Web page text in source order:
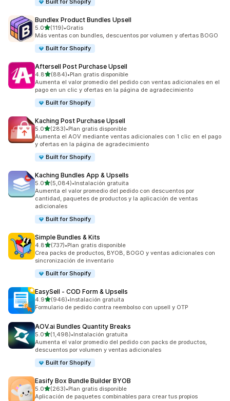
Built for Shopify
Bundlex Product Bundles Upsell
5.0de 5 estrellas
(119)
119 reseñas en total
•Gratis
Más ventas con bundles, descuentos por volumen y ofertas BOGO
Built for Shopify
Aftersell Post Purchase Upsell
4.8de 5 estrellas
(884)
884 reseñas en total
•Plan gratis disponible
Aumenta el valor promedio del pedido con ventas adicionales en el
pago en un clic y ofertas en la página de agradecimiento
Built for Shopify
Kaching Post Purchase Upsell
5.0de 5 estrellas
(283)
283 reseñas en total
•Plan gratis disponible
Aumenta el AOV mediante ventas adicionales con 1 clic en el pago
y ofertas en la página de agradecimiento
Built for Shopify
Kaching Bundles App & Upsells
5.0de 5 estrellas
(5,084)
5084 reseñas en total
•Instalación gratuita
Aumenta el valor promedio del pedido con descuentos por
cantidad, paquetes de productos y la aplicación de ventas
adicionales
Built for Shopify
Simple Bundles & Kits
4.8de 5 estrellas
(737)
737 reseñas en total
•Plan gratis disponible
Crea packs de productos, BYOB, BOGO y ventas adicionales con
sincronización de inventario
Built for Shopify
EasySell ‑ COD Form & Upsells
4.9de 5 estrellas
(946)
946 reseñas en total
•Instalación gratuita
Formulario de pedido contra reembolso con upsell y OTP
AOV.ai Bundles Quantity Breaks
5.0de 5 estrellas
(1,498)
1498 reseñas en total
•Instalación gratuita
Aumenta el valor promedio del pedido con packs de productos,
descuentos por volumen y ventas adicionales
Built for Shopify
Easify Box Bundle Builder BYOB
5.0de 5 estrellas
(263)
263 reseñas en total
•Plan gratis disponible
Aplicación de paquetes combinables para crear tus propios